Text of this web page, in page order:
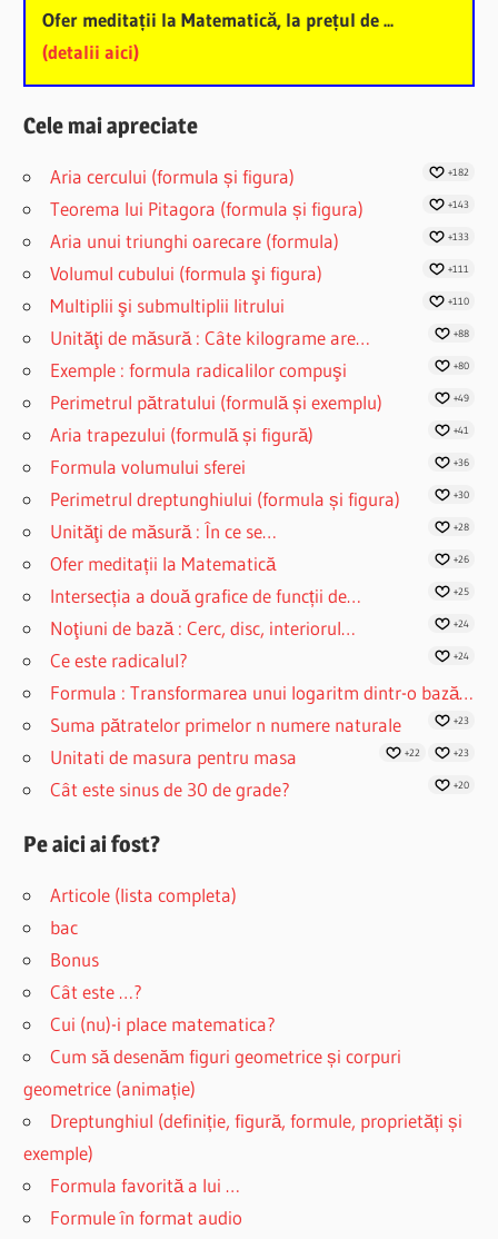
Ofer meditații la Matematică, la prețul de ...
(detalii aici)
Cele mai apreciate
Aria cercului (formula și figura) +182
Teorema lui Pitagora (formula și figura) +143
Aria unui triunghi oarecare (formula) +133
Volumul cubului (formula şi figura) +111
Multiplii şi submultiplii litrului +110
Unităţi de măsură : Câte kilograme are… +88
Exemple : formula radicalilor compuşi +80
Perimetrul pătratului (formulă și exemplu) +49
Aria trapezului (formulă și figură) +41
Formula volumului sferei +36
Perimetrul dreptunghiului (formula și figura) +30
Unităţi de măsură : În ce se… +28
Ofer meditații la Matematică +26
Intersecția a două grafice de funcții de… +25
Noţiuni de bază : Cerc, disc, interiorul… +24
Ce este radicalul? +24
Formula : Transformarea unui logaritm dintr-o bază…
+23
Suma pătratelor primelor n numere naturale
+23
Unitati de masura pentru masa +22
Cât este sinus de 30 de grade? +20
Pe aici ai fost?
Articole (lista completa)
bac
Bonus
Cât este …?
Cui (nu)-i place matematica?
Cum să desenăm figuri geometrice și corpuri
geometrice (animație)
Dreptunghiul (definiție, figură, formule, proprietăți și
exemple)
Formula favorită a lui …
Formule în format audio